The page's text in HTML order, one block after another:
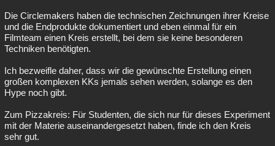
Die Circlemakers haben die technischen Zeichnungen ihrer Kreise
und die Endprodukte dokumentiert und eben einmal für ein
Filmteam einen Kreis erstellt, bei dem sie keine besonderen
Techniken benötigten.
Ich bezweifle daher, dass wir die gewünschte Erstellung einen
großen komplexen KKs jemals sehen werden, solange es den
Hype noch gibt.
Zum Pizzakreis: Für Studenten, die sich nur für dieses Experiment
mit der Materie auseinandergesetzt haben, finde ich den Kreis
sehr gut.